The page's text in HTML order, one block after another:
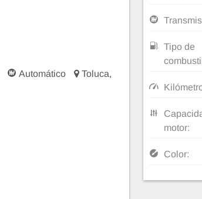
Automático
Toluca,
Tipo de
motor:
Color: